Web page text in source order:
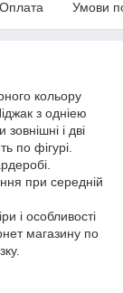
Оплата Умови
кольору
з одніею
і дві
по фігурі.
при середній
і особливості
магазину по